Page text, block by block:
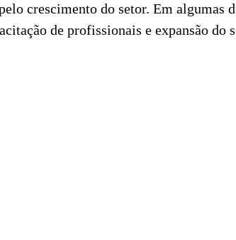
crescimento do setor. Em algumas
de profissionais e expansão do